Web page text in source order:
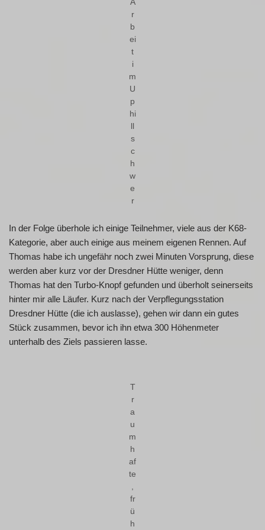
A
r
b
ei
t
i
m
U
p
hi
s
c
h
w
e
r
In der Folge überhole ich einige Teilnehmer, viele aus der K68-
Kategorie, aber auch einige aus meinem eigenen Rennen. Auf
Thomas habe ich ungefähr noch zwei Minuten Vorsprung, diese
werden aber kurz vor der Dresdner Hütte weniger, denn
Thomas hat den Turbo-Knopf gefunden und überholt seinerseits
hinter mir alle Läufer. Kurz nach der Verpflegungsstation
Dresdner Hütte (die ich auslasse), gehen wir dann ein gutes
Stück zusammen, bevor ich ihn etwa 300 Höhenmeter
unterhalb des Ziels passieren lasse.
T
r
a
u
m
h
af
te
,
fr
ü
h